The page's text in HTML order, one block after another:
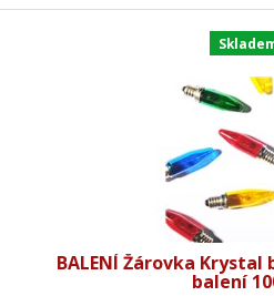
BALENÍ Žárovka Krystal
balení